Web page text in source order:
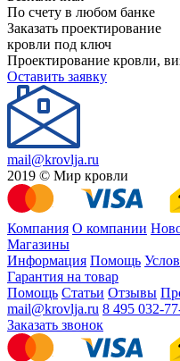
По счету в любом банке
Заказать проектирование
кровли под ключ
Проектирование кровли,
Оставить заявку
mail@krovlja.ru
2019 © Мир кровли
Компания О компании
Магазины
Информация Помощь
Гарантия на товар
Помощь Статьи Отзывы
mail@krovlja.ru 8 495 032-
Заказать звонок